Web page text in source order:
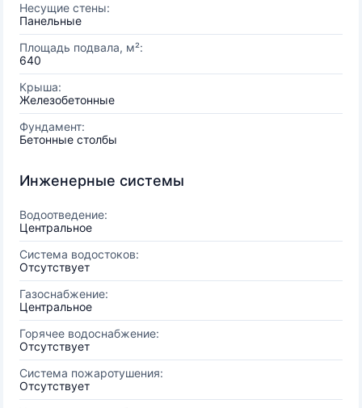
Несущие стены:
Панельные
Площадь подвала, м²:
640
Крыша:
Железобетонные
Фундамент:
Бетонные столбы
Инженерные системы
Водоотведение:
Центральное
Система водостоков:
Отсутствует
Газоснабжение:
Центральное
Горячее водоснабжение:
Отсутствует
Система пожаротушения:
Отсутствует